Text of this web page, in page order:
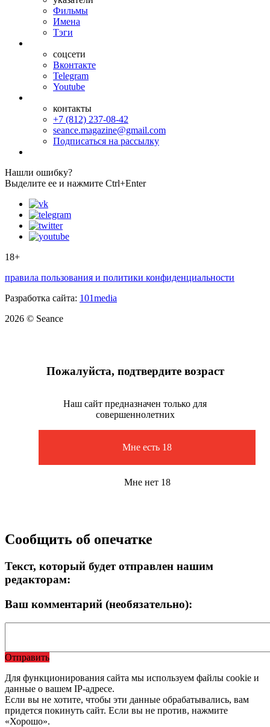
Фильмы
Имена
Тэги
соцсети
Вконтакте
Telegram
Youtube
контакты
+7 (812) 237-08-42
seance.magazine@gmail.com
Подписаться на рассылку
Нашли ошибку?
Выделите ее и нажмите Ctrl+Enter
18+
правила пользования и политики конфиденциальности
Разработка сайта: 101media
2026 © Seance
Пожалуйста, подтвердите возраст
Наш сайт предназначен только для
совершеннолетних
Мне есть 18
Мне нет 18
Сообщить об опечатке
Текст, который будет отправлен нашим
редакторам:
Ваш комментарий (необязательно):
Отправить
Для функционирования сайта мы используем файлы cookie и
данные о вашем IP-адресе.
Если вы не хотите, чтобы эти данные обрабатывались, вам
придется покинуть сайт. Если вы не против, нажмите
«Хорошо».